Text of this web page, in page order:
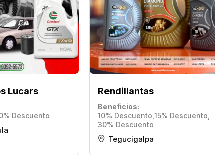
Lucars
Descuento
Rendillantas
Beneficios
10% Descuento 15% Descuento
30% Descuento
Tegucigalpa